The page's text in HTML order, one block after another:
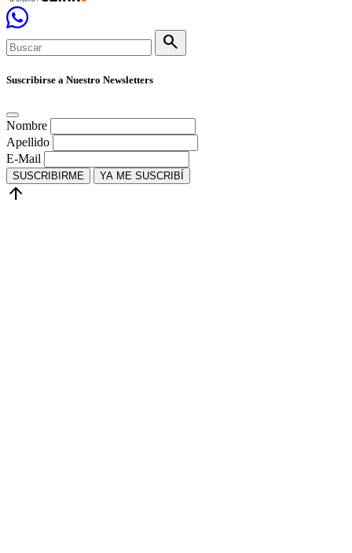
search
Suscribirse a Nuestro Newsletters
Nombre
Apellido
E-Mail
SUSCRIBIRME YA ME SUSCRIBÍ
arrow_upward